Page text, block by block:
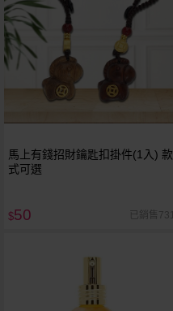
馬上有錢招財鑰匙扣掛件(1入) 款
式可選
$50 已銷售731